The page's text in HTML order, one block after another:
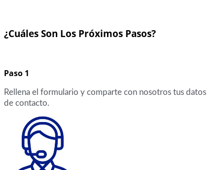
¿Cuáles Son Los Próximos Pasos?
Paso 1
Rellena el formulario y comparte con nosotros tus datos
de contacto.